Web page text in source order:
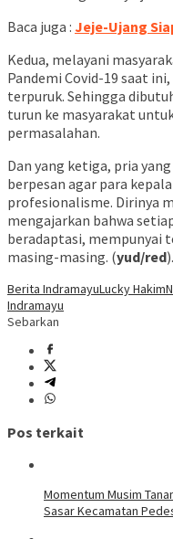
Baca juga : Jeje-Ujang
Kedua, melayani
Pandemi Covid-19 saat
terpuruk. Sehingga
turun ke masyarakat
permasalahan.
Dan yang ketiga, pria
berpesan agar para
profesionalisme. Dirinya
mengajarkan bahwa
beradaptasi, mempunyai
masing-masing. (yud/red).
Berita IndramayuLucky Hakim
Indramayu
Sebarkan
Pos terkait
Momentum Musim
Sasar Kecamatan